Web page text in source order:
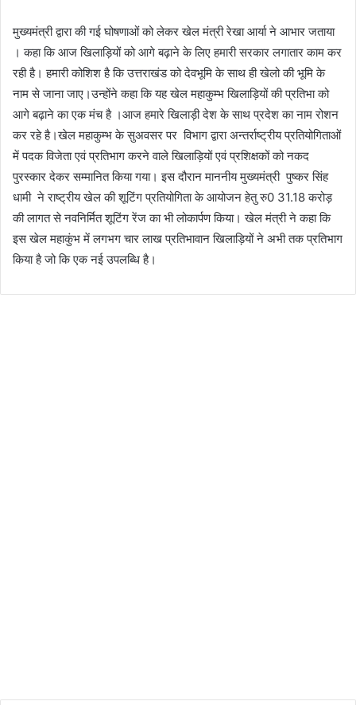
मुख्यमंत्री द्वारा की गई घोषणाओं को लेकर खेल मंत्री रेखा आर्या ने आभार जताया
। कहा कि आज खिलाड़ियों को आगे बढ़ाने के लिए हमारी सरकार लगातार काम कर
रही है। हमारी कोशिश है कि उत्तराखंड को देवभूमि के साथ ही खेलो की भूमि के
नाम से जाना जाए।उन्होंने कहा कि यह खेल महाकुम्भ खिलाड़ियों की प्रतिभा को
आगे बढ़ाने का एक मंच है ।आज हमारे खिलाड़ी देश के साथ प्रदेश का नाम रोशन
कर रहे है।खेल महाकुम्भ के सुअवसर पर विभाग द्वारा अन्तर्राष्ट्रीय प्रतियोगिताओं
में पदक विजेता एवं प्रतिभाग करने वाले खिलाड़ियों एवं प्रशिक्षकों को नकद
पुरस्कार देकर सम्मानित किया गया। इस दौरान माननीय मुख्यमंत्री पुष्कर सिंह
धामी ने राष्ट्रीय खेल की शूटिंग प्रतियोगिता के आयोजन हेतु रु0 31.18 करोड़
की लागत से नवनिर्मित शूटिंग रेंज का भी लोकार्पण किया। खेल मंत्री ने कहा कि
इस खेल महाकुंभ में लगभग चार लाख प्रतिभावान खिलाड़ियों ने अभी तक प्रतिभाग
किया है जो कि एक नई उपलब्धि है।